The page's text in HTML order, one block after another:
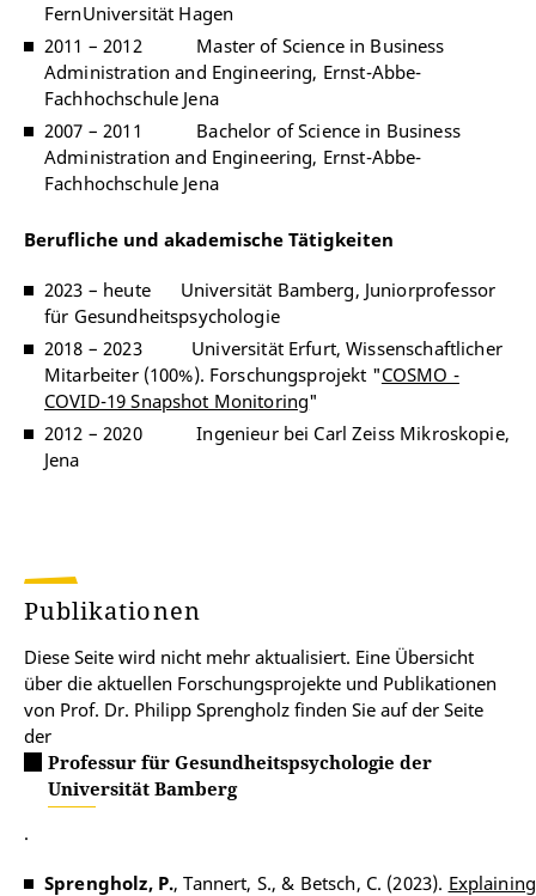
FernUniversität Hagen
2011 – 2012 Master of Science in Business
Administration and Engineering, Ernst-Abbe-
Fachhochschule Jena
2007 – 2011 Bachelor of Science in Business
Administration and Engineering, Ernst-Abbe-
Fachhochschule Jena
Berufliche und akademische Tätigkeiten
2023 – heute Universität Bamberg, Juniorprofessor
für Gesundheitspsychologie
2018 – 2023 Universität Erfurt, Wissenschaftlicher
Mitarbeiter (100%). Forschungsprojekt "COSMO -
COVID-19 Snapshot Monitoring"
2012 – 2020Ingenieur bei Carl Zeiss Mikroskopie,
Jena
Publikationen
Diese Seite wird nicht mehr aktualisiert. Eine Übersicht
über die aktuellen Forschungsprojekte und Publikationen
von Prof. Dr. Philipp Sprengholz finden Sie auf der Seite
der
Professur für Gesundheitspsychologie der
Universität Bamberg
.
Sprengholz, P., Tannert, S., & Betsch, C. (2023).